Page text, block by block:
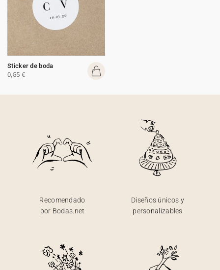
Sticker de boda
0,55 €
Recomendado
por Bodas.net
Diseños únicos y
personalizables